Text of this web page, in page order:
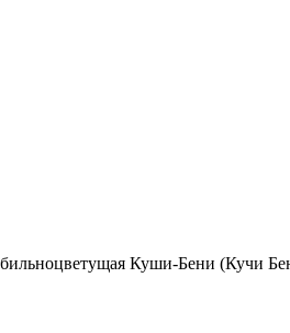
Куши-Бени (Кучи